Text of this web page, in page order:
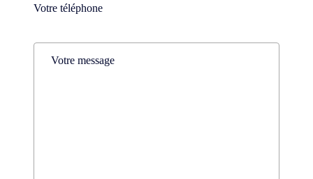
Téléphone(Nécessaire)
Comments